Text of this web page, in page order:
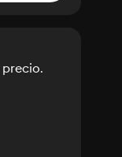
precio.